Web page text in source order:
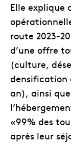
Elle explique
route 2023-
d’une offre
(culture,
densification
an), ainsi
«99% des
après leur